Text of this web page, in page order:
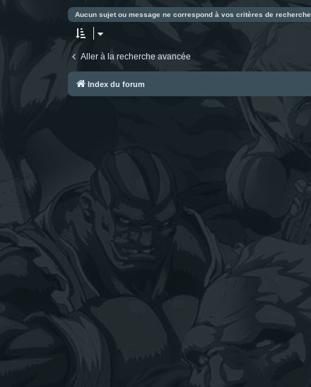
Aucun sujet ou message ne correspond à vos critères de recherche.
Aller à la recherche avancée
Index du forum